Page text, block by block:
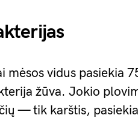
vidus pasiekia
žūva. Jokio
— tik karštis,